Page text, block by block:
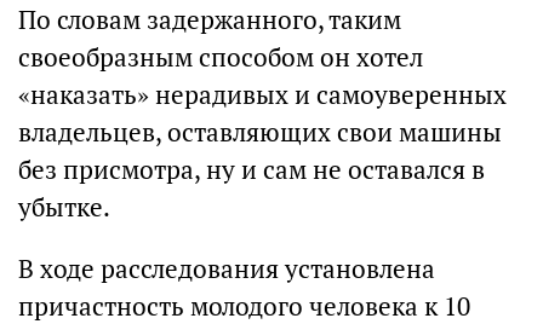
По словам задержанного, таким
своеобразным способом он хотел
«наказать» нерадивых и самоуверенных
владельцев, оставляющих свои машины
без присмотра, ну и сам не оставался в
убытке.
В ходе расследования установлена
причастность молодого человека к 10